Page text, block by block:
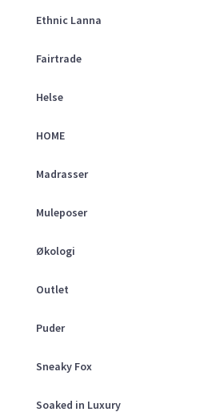
Ethnic Lanna
Fairtrade
Helse
HOME
Madrasser
Muleposer
Økologi
Outlet
Puder
Sneaky Fox
Soaked in Luxury